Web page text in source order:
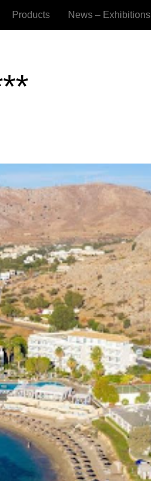
Products News – Exhibitions